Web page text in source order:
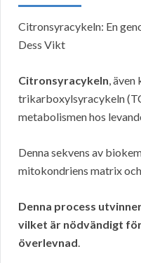
Citronsyracykeln: En
Dess Vikt
Citronsyracykeln, även
trikarboxylsyracykeln
metabolismen hos
Denna sekvens av
mitokondriens matrix
Denna process
vilket är nödvändigt
överlevnad.